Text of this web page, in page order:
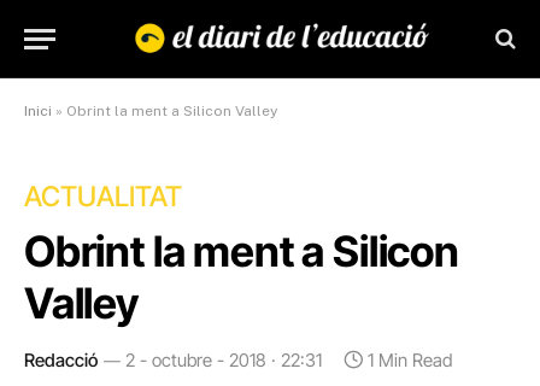
Inici » Obrint la ment a Silicon Valley
ACTUALITAT
Obrint la ment a Silicon
Valley
Redacció 2 - octubre - 2018 · 22:31 1 Min Read